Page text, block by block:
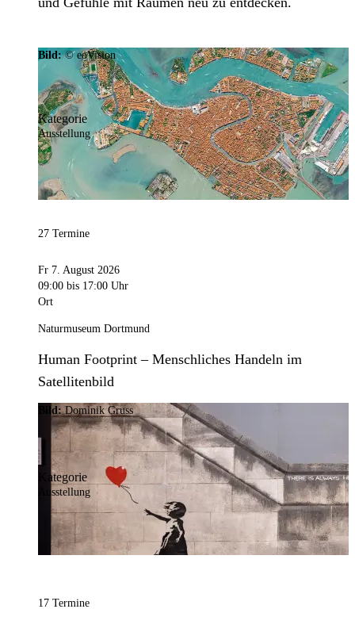
Bild:© eoVision
Kategorie
Ausstellung
27 Termine
Fr 7. August 2026
09:00 bis 17:00 Uhr
Ort
Naturmuseum Dortmund
Human Footprint – Menschliches Handeln im
Satellitenbild
Bild:Dominik Gruss
Kategorie
Ausstellung
17 Termine